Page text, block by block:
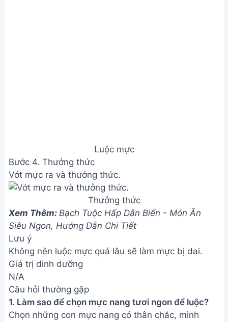
Luộc mực
Bước 4. Thưởng thức
Vớt mực ra và thưởng thức.
Thưởng thức
Xem Thêm: Bạch Tuộc Hấp Dân Biển - Món Ăn
Siêu Ngon, Hướng Dẫn Chi Tiết
Lưu ý
Không nên luộc mực quá lâu sẽ làm mực bị dai.
Giá trị dinh dưỡng
N/A
Câu hỏi thường gặp
1. Làm sao để chọn mực nang tươi ngon để luộc?
Chọn những con mực nang có thân chắc, mình